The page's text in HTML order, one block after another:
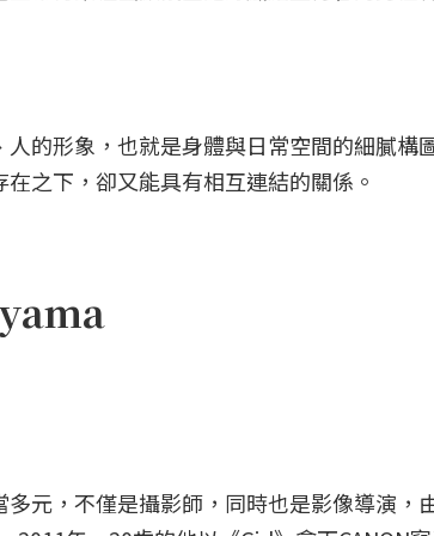
的形象，也就是身體與日常空間的細膩構
之下，卻又能具有相互連結的關係。
元，不僅是攝影師，同時也是影像導演，